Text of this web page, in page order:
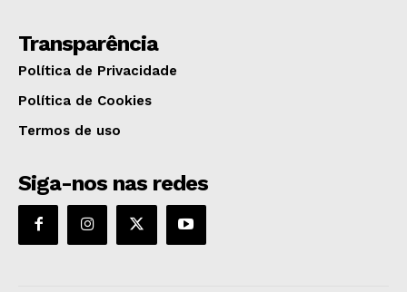
Transparência
Política de Privacidade
Política de Cookies
Termos de uso
Siga-nos nas redes